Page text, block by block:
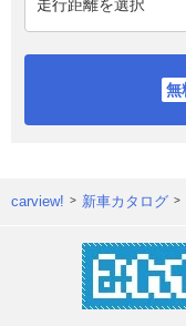
carview! 新車カタログ